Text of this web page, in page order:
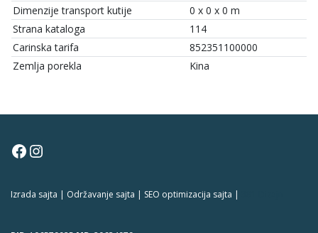
Dimenzije transport kutije
0 x 0 x 0 m
Strana kataloga
114
Carinska tarifa
852351100000
Zemlja porekla
Kina
Facebook
Instagram
Izrada sajta | Održavanje sajta | SEO optimizacija sajta |